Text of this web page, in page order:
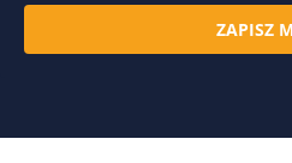
ZAPISZ